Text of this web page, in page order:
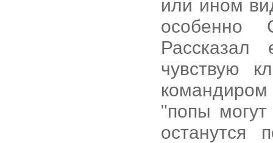
или ином
особенно
чувствую
"попы могут
останутся